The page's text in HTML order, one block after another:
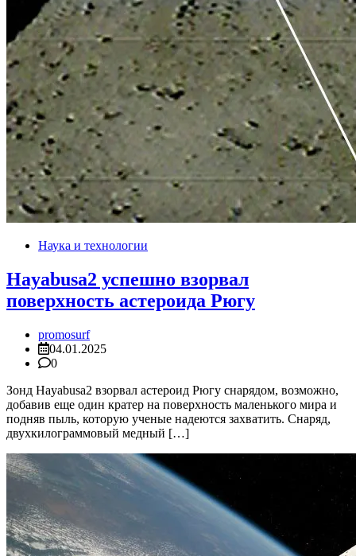
Наука и технологии
Hayabusa2 успешно взорвал
поверхность астероида Рюгу
promosurf
04.01.2025
0
Зонд Hayabusa2 взорвал астероид Рюгу снарядом, возможно,
добавив еще один кратер на поверхность маленького мира и
подняв пыль, которую ученые надеются захватить. Снаряд,
двухкилограммовый медный […]